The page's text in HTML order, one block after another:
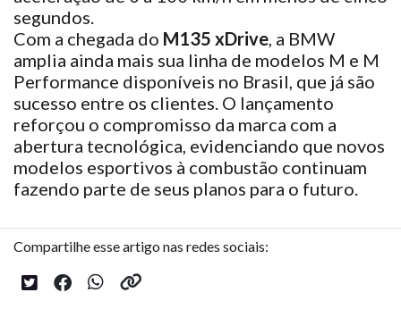
segundos.
Com a chegada do M135 xDrive, a BMW
amplia ainda mais sua linha de modelos M e M
Performance disponíveis no Brasil, que já são
sucesso entre os clientes. O lançamento
reforçou o compromisso da marca com a
abertura tecnológica, evidenciando que novos
modelos esportivos à combustão continuam
fazendo parte de seus planos para o futuro.
Compartilhe esse artigo nas redes sociais: